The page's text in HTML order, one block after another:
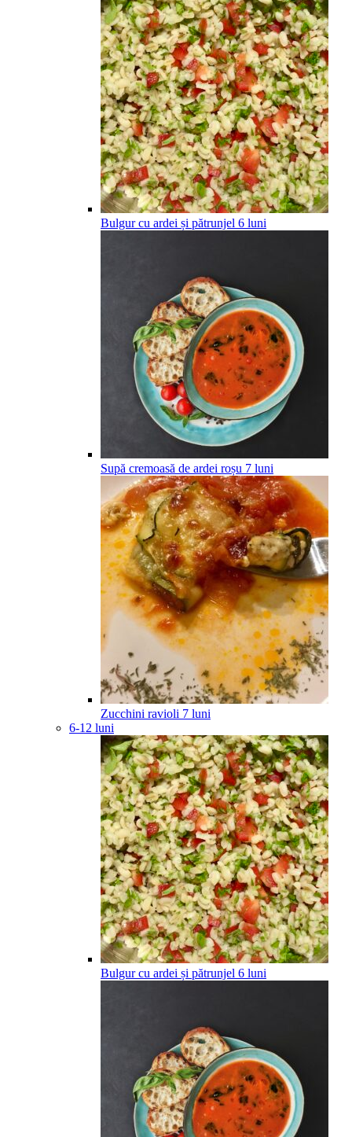
Bulgur cu ardei și pătrunjel 6 luni
Supă cremoasă de ardei roșu 7 luni
Zucchini ravioli 7 luni
6-12 luni
Bulgur cu ardei și pătrunjel 6 luni